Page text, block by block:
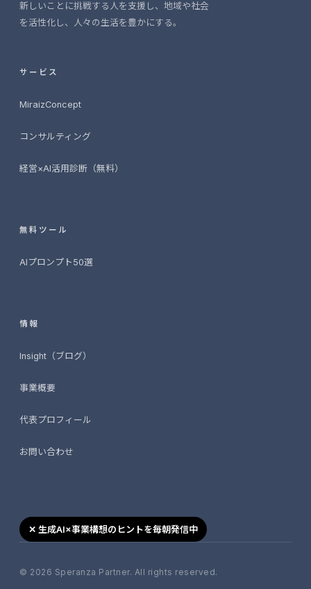
新しいことに挑戦する人を支援し、地域や社会
を活性化し、人々の生活を豊かにする。
サービス
MiraizConcept
コンサルティング
経営×AI活用診断（無料）
無料ツール
AIプロンプト50選
情報
Insight（ブログ）
事業概要
代表プロフィール
お問い合わせ
✕ 生成AI×事業構想のヒントを毎朝発信中
© 2026 Speranza Partner. All rights reserved.